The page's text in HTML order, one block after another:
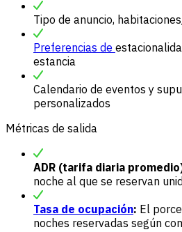
Tipo de anuncio,
Preferencias de
estancia
Calendario de eventos y
personalizados
Métricas de salida
ADR (tarifa diaria
noche al que se reservan
Tasa de ocupación: El
noches reservadas según